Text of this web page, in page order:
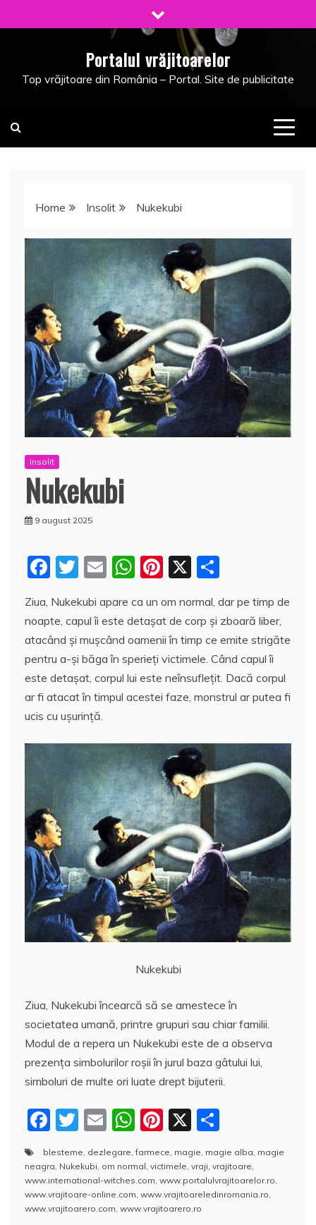
to
Portalul vrăjitoarelor
Top vrăjitoare din România – Portal. Site de publicitate
Home Insolit Nukekubi
Insolit
Nukekubi
9 august 2025
F
c
e
b
o
o
k
T
itt
er
E
ai
l
W
at
s
A
p
p
Pi
er
e
st
X
rt
aj
e
a
z
Ziua, Nukekubi apare ca un om normal, dar pe timp de
noapte, capul îi este detașat de corp și zboară liber,
atacând și muşcând oamenii în timp ce emite strigăte
pentru a-şi băga în sperieţi victimele. Când capul îi
este detaşat, corpul lui este neînsuflețit. Dacă corpul
ar fi atacat în timpul acestei faze, monstrul ar putea fi
ucis cu uşurinţă.
Nukekubi
Ziua, Nukekubi încearcă să se amestece în
societatea umană, printre grupuri sau chiar familii.
Modul de a repera un Nukekubi este de a observa
prezența simbolurilor roșii în jurul baza gâtului lui,
simboluri de multe ori luate drept bijuterii.
F
a
c
e
b
T
w
itt
er
E
ai
l
W
h
at
s
A
Pi
er
e
st
X
a
rt
aj
blesteme dezlegare ,farmece magie magie alba magie
neagra Nukekubi om normal victimele vraji vrajitoare
www.international-witches.com www.portalulvrajitoarelor.ro
www.vrajitoare-online.com www.vrajitoareledinromania.ro
www.vrajitoarero.com www.vrajitoarero.ro